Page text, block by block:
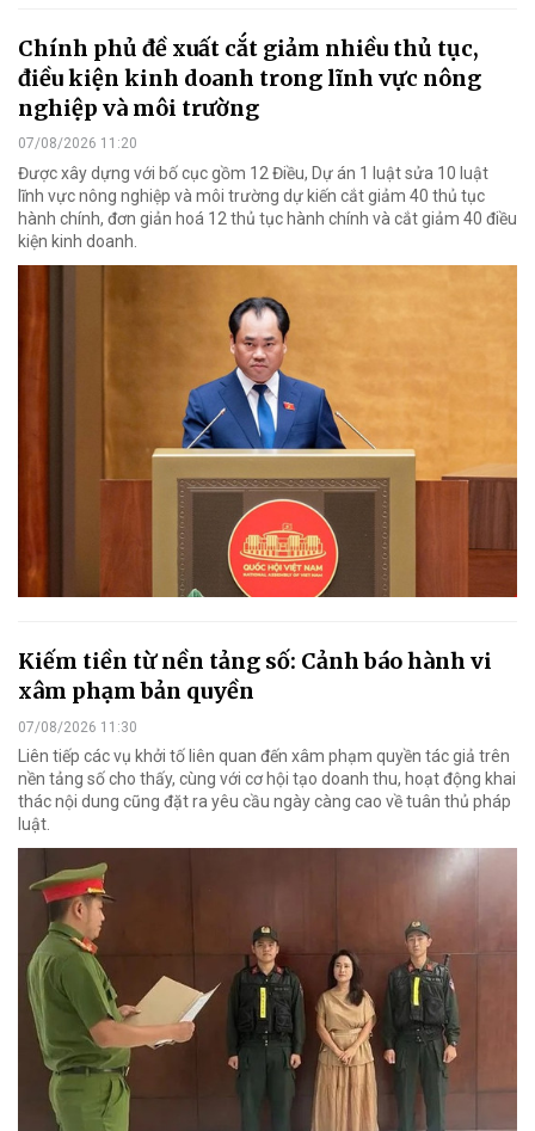
Chính phủ đề xuất cắt giảm nhiều thủ tục,
điều kiện kinh doanh trong lĩnh vực nông
nghiệp và môi trường
07/08/2026 11:20
Được xây dựng với bố cục gồm 12 Điều, Dự án 1 luật sửa 10 luật
lĩnh vực nông nghiệp và môi trường dự kiến cắt giảm 40 thủ tục
hành chính, đơn giản hoá 12 thủ tục hành chính và cắt giảm 40 điều
kiện kinh doanh.
Kiếm tiền từ nền tảng số: Cảnh báo hành vi
xâm phạm bản quyền
07/08/2026 11:30
Liên tiếp các vụ khởi tố liên quan đến xâm phạm quyền tác giả trên
nền tảng số cho thấy, cùng với cơ hội tạo doanh thu, hoạt động khai
thác nội dung cũng đặt ra yêu cầu ngày càng cao về tuân thủ pháp
luật.